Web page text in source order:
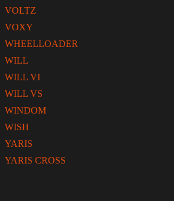
VOLTZ
VOXY
WHEELLOADER
WILL
WILL VI
WILL VS
WINDOM
WISH
YARIS
YARIS CROSS